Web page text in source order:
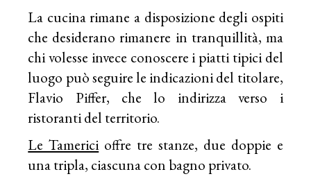
La cucina rimane a disposizione degli ospiti
che desiderano rimanere in tranquillità, ma
chi volesse invece conoscere i piatti tipici del
luogo può seguire le indicazioni del titolare,
Flavio Piffer, che lo indirizza verso i
ristoranti del territorio.
Le Tamericioffre tre stanze, due doppie e
una tripla, ciascuna con bagno privato.